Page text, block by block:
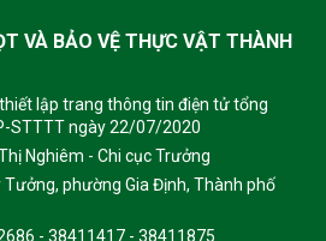
VÀ BẢO VỆ THỰC VẬT THÀNH
lập trang thông tin điện tử tổng
STTTT ngày 22/07/2020
Nghiêm - Chi cục Trưởng
Tưởng, phường Gia Định, Thành phố
- 38411417 - 38411875